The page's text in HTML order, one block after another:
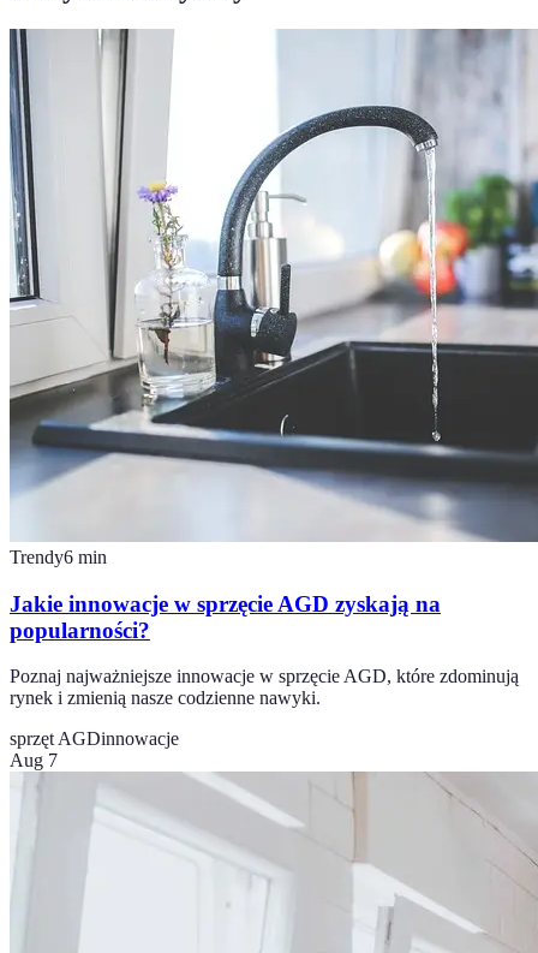
Trendy6 min
Jakie innowacje w sprzęcie AGD zyskają na
popularności?
Poznaj najważniejsze innowacje w sprzęcie AGD, które zdominują
rynek i zmienią nasze codzienne nawyki.
sprzęt AGDinnowacje
Aug 7